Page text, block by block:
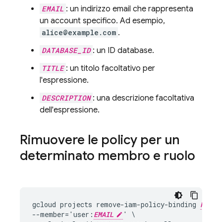
EMAIL : un indirizzo email che rappresenta
un account specifico. Ad esempio,
alice@example.com .
DATABASE_ID : un ID database.
TITLE : un titolo facoltativo per
l'espressione.
DESCRIPTION : una descrizione facoltativa
dell'espressione.
Rimuovere le policy per un
determinato membro e ruolo
gcloud projects remove-iam-policy-binding
--member='user: EMAIL
' \